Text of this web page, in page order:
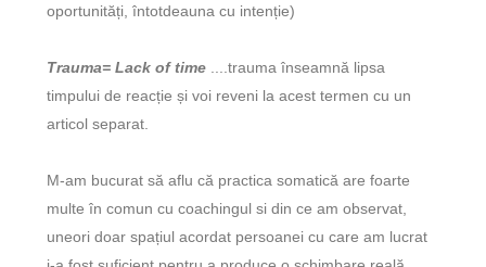
oportunități, întotdeauna cu intenție)
Trauma= Lack of time ....trauma înseamnă lipsa
timpului de reacție și voi reveni la acest termen cu un
articol separat.
M-am bucurat să aflu că practica somatică are foarte
multe în comun cu coachingul si din ce am observat,
uneori doar spațiul acordat persoanei cu care am lucrat